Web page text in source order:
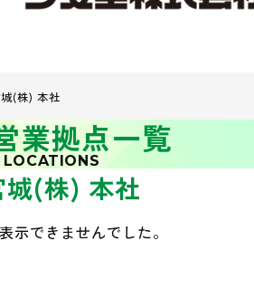
(株) 本社
業拠点一覧
LOCATIONS
城(株) 本社
示できませんでした。